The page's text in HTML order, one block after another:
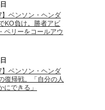
】ベンソン・ヘンダ
KO負け。勝者アビ
ペリーをコールアウ
】ベンソン・ヘンダ
復帰戦。「自分の人
にできる」